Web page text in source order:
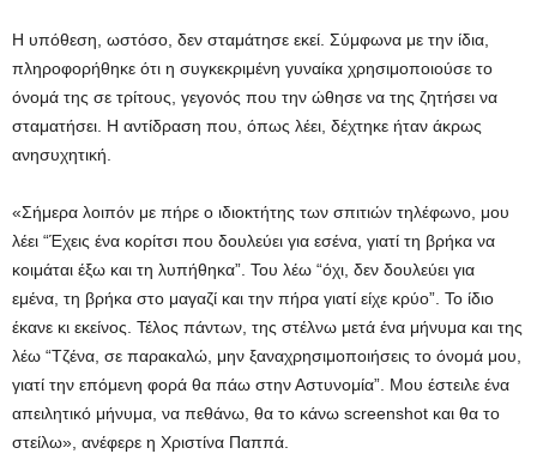
Η υπόθεση, ωστόσο, δεν σταμάτησε εκεί. Σύμφωνα με την ίδια,
πληροφορήθηκε ότι η συγκεκριμένη γυναίκα χρησιμοποιούσε το
όνομά της σε τρίτους, γεγονός που την ώθησε να της ζητήσει να
σταματήσει. Η αντίδραση που, όπως λέει, δέχτηκε ήταν άκρως
ανησυχητική.
«Σήμερα λοιπόν με πήρε ο ιδιοκτήτης των σπιτιών τηλέφωνο, μου
λέει “Έχεις ένα κορίτσι που δουλεύει για εσένα, γιατί τη βρήκα να
κοιμάται έξω και τη λυπήθηκα”. Του λέω “όχι, δεν δουλεύει για
εμένα, τη βρήκα στο μαγαζί και την πήρα γιατί είχε κρύο”. Το ίδιο
έκανε κι εκείνος. Τέλος πάντων, της στέλνω μετά ένα μήνυμα και της
λέω “Τζένα, σε παρακαλώ, μην ξαναχρησιμοποιήσεις το όνομά μου,
γιατί την επόμενη φορά θα πάω στην Αστυνομία”. Μου έστειλε ένα
απειλητικό μήνυμα, να πεθάνω, θα το κάνω screenshot και θα το
στείλω», ανέφερε η Χριστίνα Παππά.